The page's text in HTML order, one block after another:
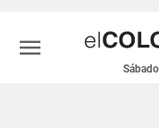
económicos
Colombia
Sábado
menu